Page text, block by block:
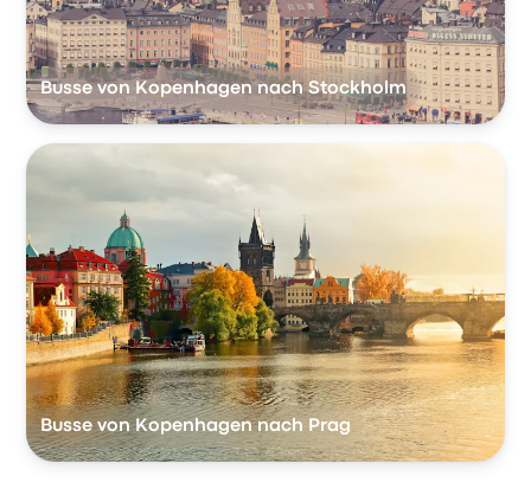
Busse von Kopenhagen nach Stockholm
Busse von Kopenhagen nach Prag